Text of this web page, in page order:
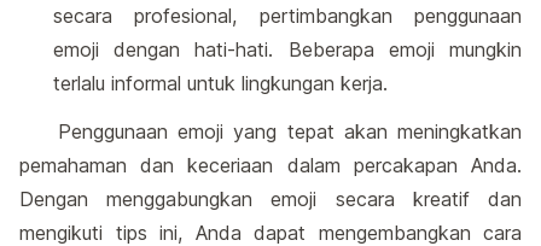
secara profesional, pertimbangkan penggunaan
emoji dengan hati-hati. Beberapa emoji mungkin
terlalu informal untuk lingkungan kerja.
Penggunaan emoji yang tepat akan meningkatkan
pemahaman dan keceriaan dalam percakapan Anda.
Dengan menggabungkan emoji secara kreatif dan
mengikuti tips ini, Anda dapat mengembangkan cara